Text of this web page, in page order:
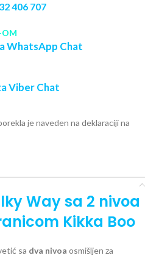
406 707
OM
WhatsApp Chat
Viber Chat
je naveden na deklaraciji na
Way sa 2 nivoa
Kikka Boo
sa dva nivoa osmišljen za